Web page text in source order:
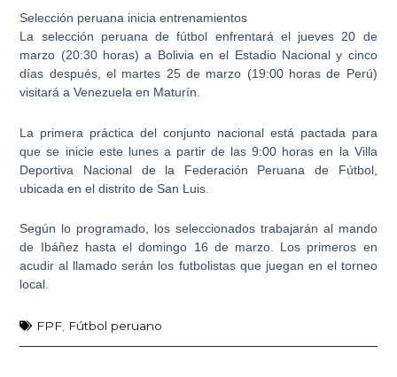
Selección peruana inicia entrenamientos
La selección peruana de fútbol enfrentará el jueves 20 de
marzo (20:30 horas) a Bolivia en el Estadio Nacional y cinco
días después, el martes 25 de marzo (19:00 horas de Perú)
visitará a Venezuela en Maturín.
La primera práctica del conjunto nacional está pactada para
que se inicie este lunes a partir de las 9:00 horas en la Villa
Deportiva Nacional de la Federación Peruana de Fútbol,
ubicada en el distrito de San Luis.
Según lo programado, los seleccionados trabajarán al mando
de Ibáñez hasta el domingo 16 de marzo. Los primeros en
acudir al llamado serán los futbolistas que juegan en el torneo
local.
FPF Fútbol peruano
Ant